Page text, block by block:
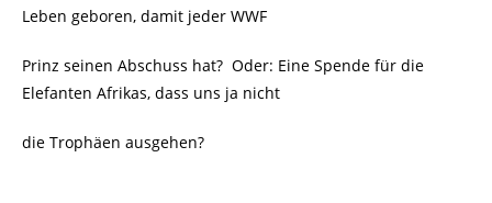
Leben geboren, damit jeder WWF
Prinz seinen Abschuss hat? Oder: Eine Spende für die
Elefanten Afrikas, dass uns ja nicht
die Trophäen ausgehen?